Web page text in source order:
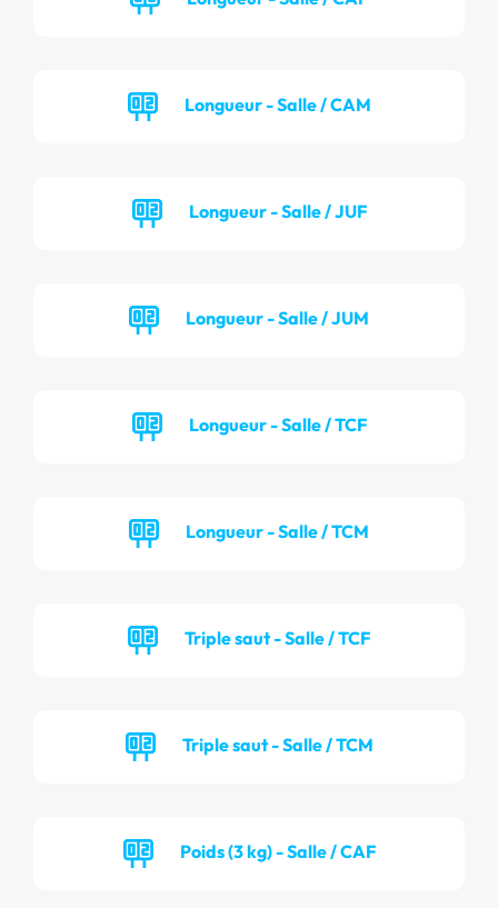
Longueur - Salle / CAM
Longueur - Salle / JUF
Longueur - Salle / JUM
Longueur - Salle / TCF
Longueur - Salle / TCM
Triple saut - Salle / TCF
Triple saut - Salle / TCM
Poids (3 kg) - Salle / CAF